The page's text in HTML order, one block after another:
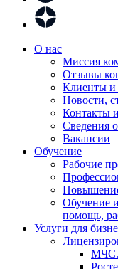
О нас
Миссия
Отзывы
Клиенты и
Новости,
Контакты
Сведения
Вакансии
Обучение
Рабочие
Обучение
помощь,
Услуги для
МЧС.